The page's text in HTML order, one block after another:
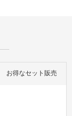
お得なセット販売